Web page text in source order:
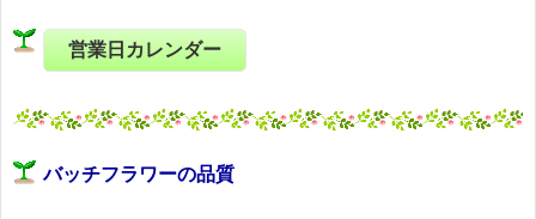
営業日カレンダー
バッチフラワーの品質